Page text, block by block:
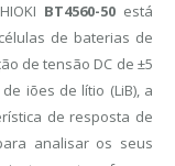
BT4560-50está
de baterias de
de tensão DC de ±5
iões de lítio (LiB), a
de resposta de
analisar os seus